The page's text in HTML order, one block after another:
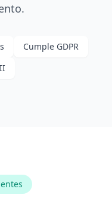
Cumple GDPR